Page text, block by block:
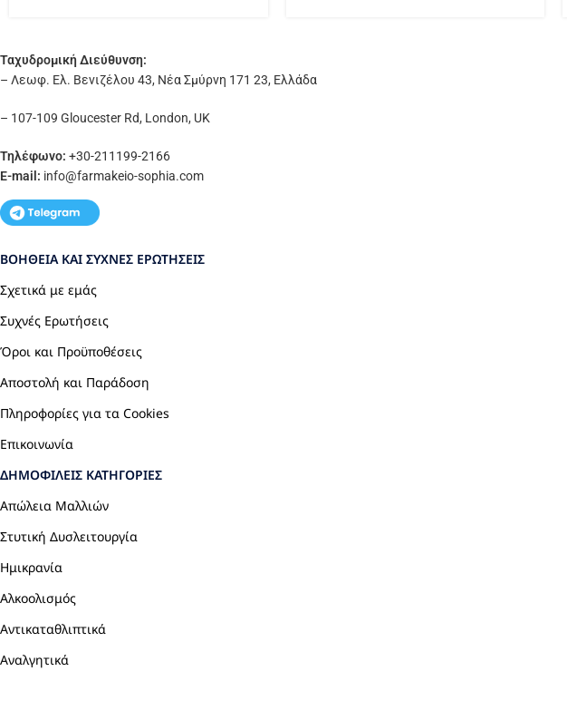
Ταχυδρομική Διεύθυνση:
– Λεωφ. Ελ. Βενιζέλου 43, Νέα Σμύρνη 171 23, Ελλάδα
– 107-109 Gloucester Rd, London, UK
Τηλέφωνο: +30-211199-2166
E-mail: info@farmakeio-sophia.com
ΒΟΉΘΕΙΑ ΚΑΙ ΣΥΧΝΈΣ ΕΡΩΤΉΣΕΙΣ
Σχετικά με εμάς
Συχνές Ερωτήσεις
Όροι και Προϋποθέσεις
Αποστολή και Παράδοση
Πληροφορίες για τα Cookies
Επικοινωνία
ΔΗΜΟΦΙΛΕΊΣ ΚΑΤΗΓΟΡΊΕΣ
Απώλεια Μαλλιών
Στυτική Δυσλειτουργία
Ημικρανία
Αλκοολισμός
Αντικαταθλιπτικά
Αναλγητικά